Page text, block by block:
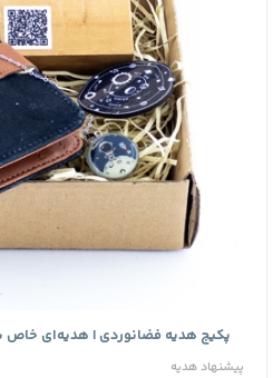
پکیج هدیه فضانوردی | هدیه‌ای خاص
پیشنهاد هدیه